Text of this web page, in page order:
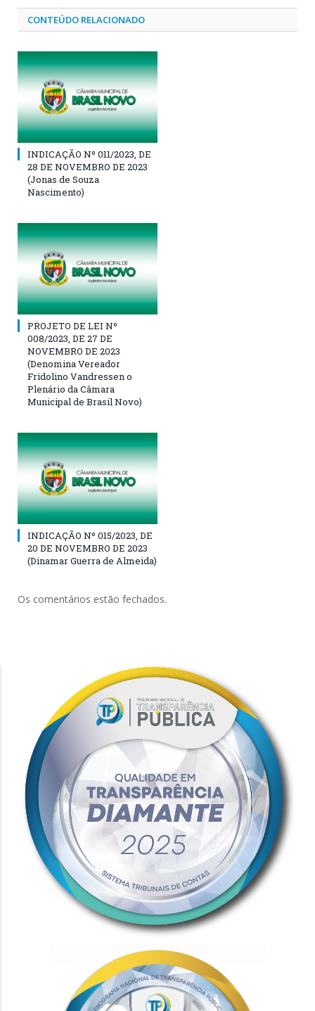
CONTEÚDO RELACIONADO
INDICAÇÃO Nº 011/2023, DE
28 DE NOVEMBRO DE 2023
(Jonas de Souza
Nascimento)
PROJETO DE LEI Nº
008/2023, DE 27 DE
NOVEMBRO DE 2023
(Denomina Vereador
Fridolino Vandressen o
Plenário da Câmara
Municipal de Brasil Novo)
INDICAÇÃO Nº 015/2023, DE
20 DE NOVEMBRO DE 2023
(Dinamar Guerra de Almeida)
Os comentários estão fechados.